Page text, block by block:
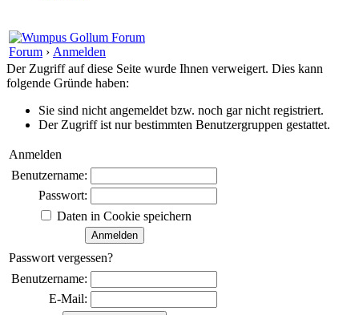
Forum › Anmelden
Der Zugriff auf diese Seite wurde Ihnen verweigert. Dies kann
folgende Gründe haben:
Sie sind nicht angemeldet bzw. noch gar nicht registriert.
Der Zugriff ist nur bestimmten Benutzergruppen gestattet.
Anmelden
Benutzername:
Passwort:
Daten in Cookie speichern
Passwort vergessen?
Benutzername:
E-Mail: